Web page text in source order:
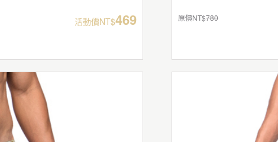
活動價NT$469 原價NT$780